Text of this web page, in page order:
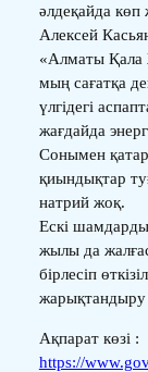
әлдеқайда көп
Алексей
«Алматы Қала
мың сағатқа
үлгідегі
жағдайда
Сонымен
қиындықтар
натрий жоқ.
Ескі
жылы да
бірлесіп
жарықтандыру
Ақпарат көзі :
https://